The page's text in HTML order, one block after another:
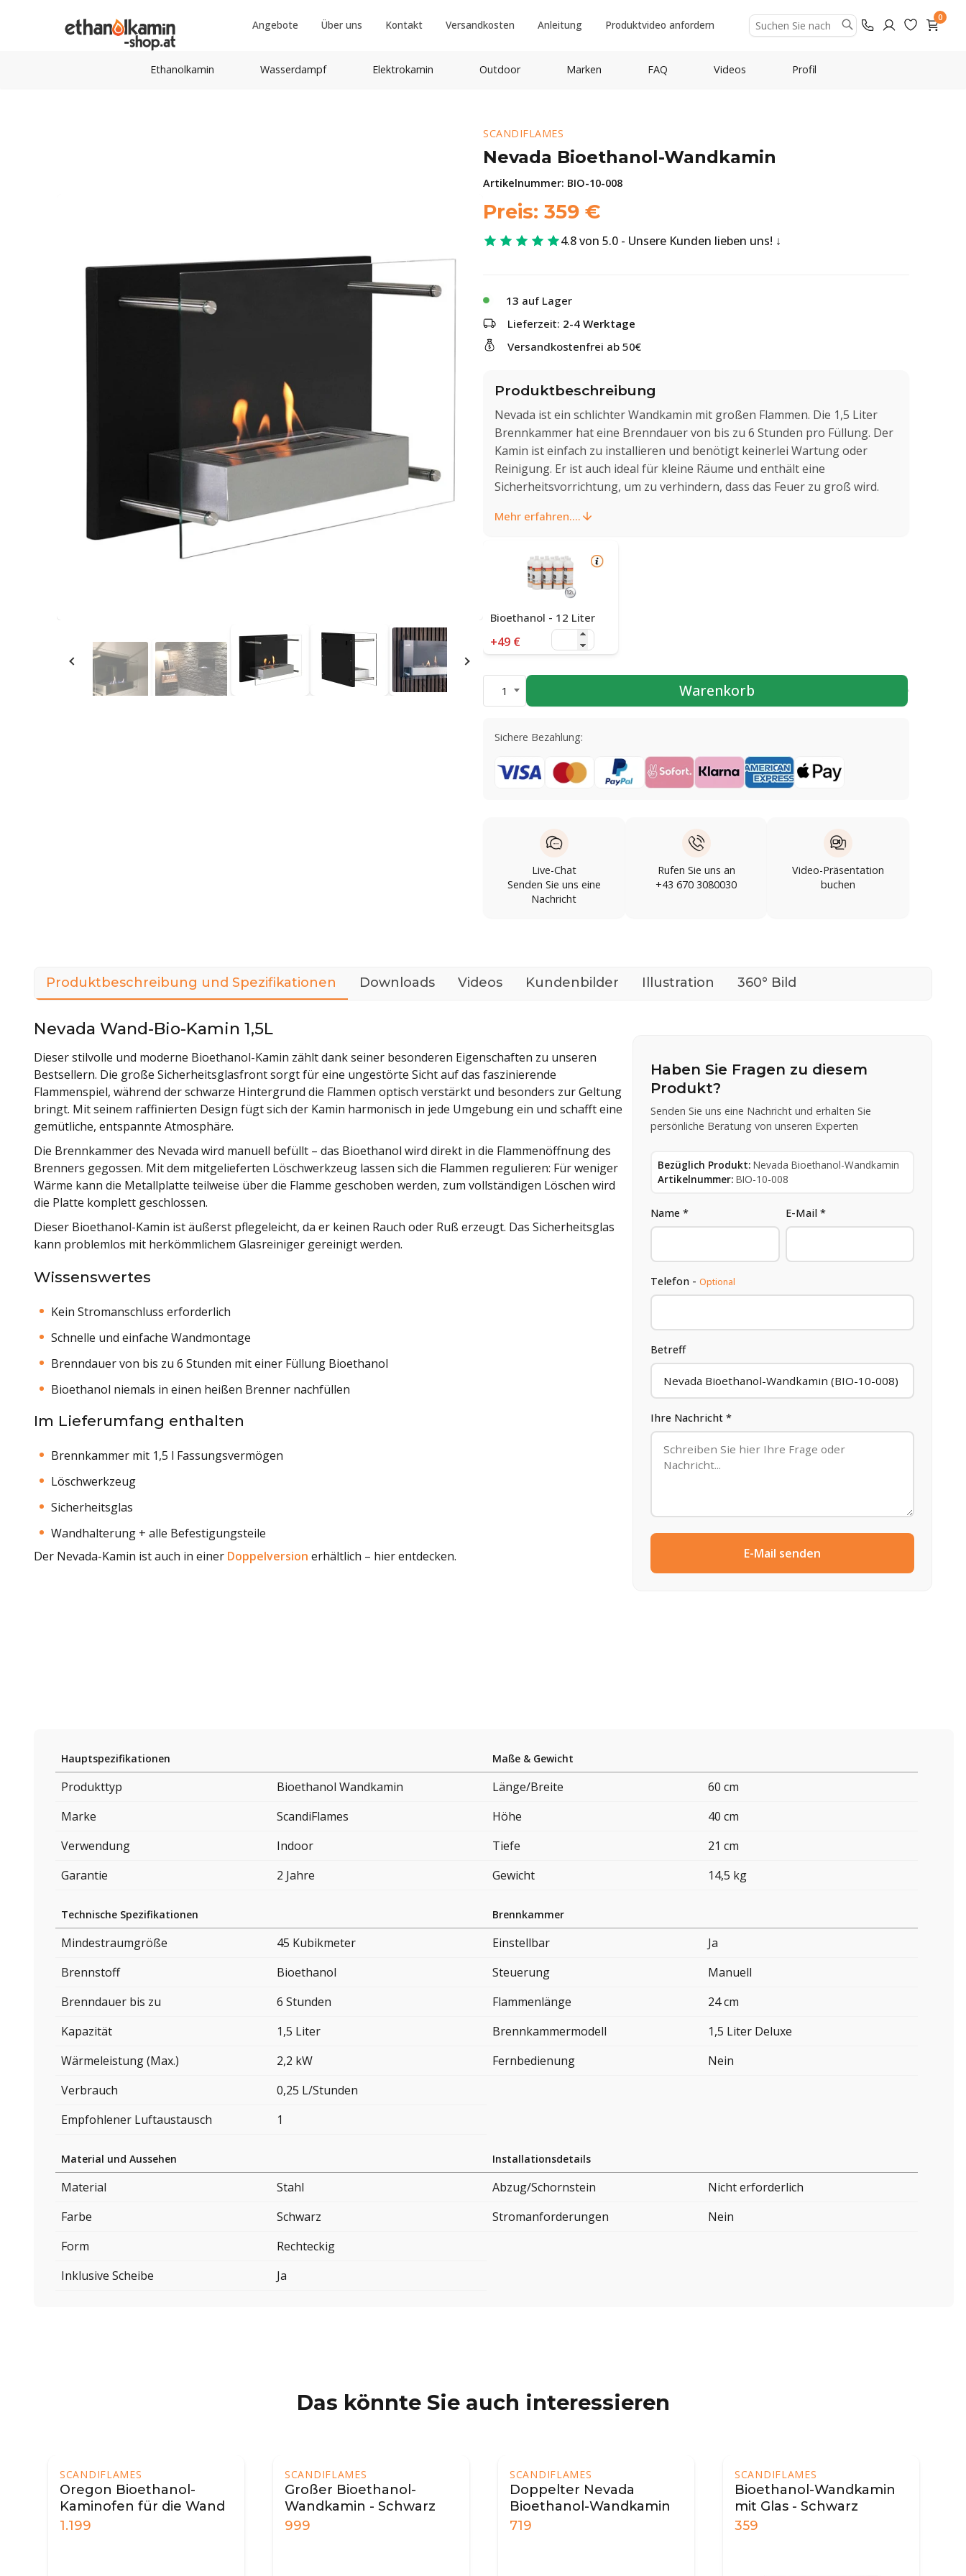
Angebote Über uns Kontakt Versandkosten Anleitung Produktvideo anfordern
0
Ethanolkamin Wasserdampf Elektrokamin Outdoor Marken FAQ Videos Profil
SCANDIFLAMES
Nevada Bioethanol-Wandkamin
Artikelnummer: BIO-10-008
Preis: 359 €
4.8 von 5.0 - Unsere Kunden lieben uns!
13 auf Lager
Lieferzeit: 2-4 Werktage
Versandkostenfrei ab 50€
Produktbeschreibung
Nevada ist ein schlichter Wandkamin mit großen Flammen. Die 1,5 Liter
Brennkammer hat eine Brenndauer von bis zu 6 Stunden pro Füllung. Der
Kamin ist einfach zu installieren und benötigt keinerlei Wartung oder
Reinigung. Er ist auch ideal für kleine Räume und enthält eine
Sicherheitsvorrichtung, um zu verhindern, dass das Feuer zu groß wird.
Mehr erfahren....
Bioethanol - 12 Liter
+49 €
1 Warenkorb
Sichere Bezahlung:
Live-Chat
Senden Sie uns eine
Nachricht
Rufen Sie uns an
+43 670 3080030
Video-Präsentation
buchen
Produktbeschreibung und Spezifikationen Downloads Videos Kundenbilder Illustration 360° Bild
Nevada Wand-Bio-Kamin 1,5L
Dieser stilvolle und moderne Bioethanol-Kamin zählt dank seiner besonderen Eigenschaften zu unseren
Bestsellern. Die große Sicherheitsglasfront sorgt für eine ungestörte Sicht auf das faszinierende
Flammenspiel, während der schwarze Hintergrund die Flammen optisch verstärkt und besonders zur Geltung
bringt. Mit seinem raffinierten Design fügt sich der Kamin harmonisch in jede Umgebung ein und schafft eine
gemütliche, entspannte Atmosphäre.
Die Brennkammer des Nevada wird manuell befüllt – das Bioethanol wird direkt in die Flammenöffnung des
Brenners gegossen. Mit dem mitgelieferten Löschwerkzeug lassen sich die Flammen regulieren: Für weniger
Wärme kann die Metallplatte teilweise über die Flamme geschoben werden, zum vollständigen Löschen wird
die Platte komplett geschlossen.
Dieser Bioethanol-Kamin ist äußerst pflegeleicht, da er keinen Rauch oder Ruß erzeugt. Das Sicherheitsglas
kann problemlos mit herkömmlichem Glasreiniger gereinigt werden.
Wissenswertes
Kein Stromanschluss erforderlich
Schnelle und einfache Wandmontage
Brenndauer von bis zu 6 Stunden mit einer Füllung Bioethanol
Bioethanol niemals in einen heißen Brenner nachfüllen
Im Lieferumfang enthalten
Brennkammer mit 1,5 l Fassungsvermögen
Löschwerkzeug
Sicherheitsglas
Wandhalterung + alle Befestigungsteile
Der Nevada-Kamin ist auch in einer Doppelversion erhältlich – hier entdecken.
Haben Sie Fragen zu diesem
Produkt?
Senden Sie uns eine Nachricht und erhalten Sie
persönliche Beratung von unseren Experten
Bezüglich Produkt: Nevada Bioethanol-Wandkamin
Artikelnummer: BIO-10-008
Name * E-Mail *
Telefon -Optional
Betreff
Ihre Nachricht *
E-Mail senden
Hauptspezifikationen
Produkttyp
Bioethanol Wandkamin
Marke
ScandiFlames
Verwendung
Indoor
Garantie
2 Jahre
Maße & Gewicht
Länge/Breite
60 cm
Höhe
40 cm
Tiefe
21 cm
Gewicht
14,5 kg
Technische Spezifikationen
Mindestraumgröße
45 Kubikmeter
Brennstoff
Bioethanol
Brenndauer bis zu
6 Stunden
Kapazität
1,5 Liter
Wärmeleistung (Max.)
2,2 kW
Verbrauch
0,25 L/Stunden
Empfohlener Luftaustausch
1
Brennkammer
Einstellbar
Ja
Steuerung
Manuell
Flammenlänge
24 cm
Brennkammermodell
1,5 Liter Deluxe
Fernbedienung
Nein
Material und Aussehen
Material
Stahl
Farbe
Schwarz
Form
Rechteckig
Inklusive Scheibe
Ja
Installationsdetails
Abzug/Schornstein
Nicht erforderlich
Stromanforderungen
Nein
Das könnte Sie auch interessieren
SCANDIFLAMES
Oregon Bioethanol-
Kaminofen für die Wand
1.199
SCANDIFLAMES
Großer Bioethanol-
Wandkamin - Schwarz
999
SCANDIFLAMES
Doppelter Nevada
Bioethanol-Wandkamin
719
SCANDIFLAMES
Bioethanol-Wandkamin
mit Glas - Schwarz
359